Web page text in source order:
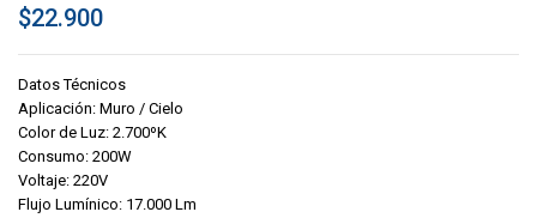
$22.900
Datos Técnicos
Aplicación: Muro / Cielo
Color de Luz: 2.700ºK
Consumo: 200W
Voltaje: 220V
Flujo Lumínico: 17.000 Lm